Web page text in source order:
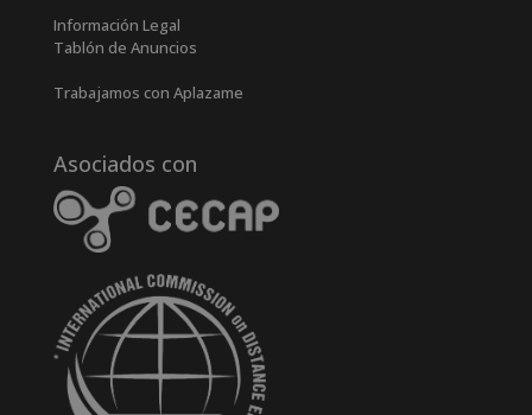
Información Legal
Tablón de Anuncios
Trabajamos con Aplazame
Asociados con